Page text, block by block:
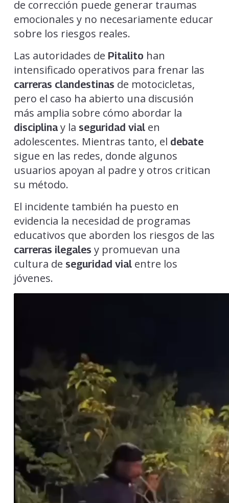
de corrección puede generar traumas
emocionales y no necesariamente educar
sobre los riesgos reales.
Las autoridades de Pitalito han
intensificado operativos para frenar las
carreras clandestinas de motocicletas,
pero el caso ha abierto una discusión
más amplia sobre cómo abordar la
disciplinay la seguridad vialen
adolescentes. Mientras tanto, el debate
sigue en las redes, donde algunos
usuarios apoyan al padre y otros critican
su método.
El incidente también ha puesto en
evidencia la necesidad de programas
educativos que aborden los riesgos de las
carreras ilegales y promuevan una
cultura de seguridad vialentre los
jóvenes.